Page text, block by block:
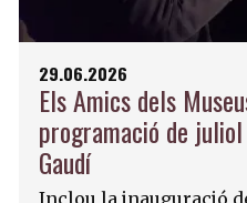
29.06.2026
Els Amics dels
programació de
Gaudí